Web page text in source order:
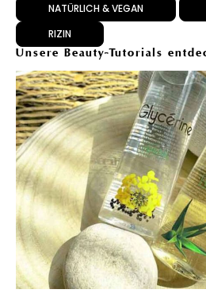
NATÜRLICH & VEGAN
RIZIN
Unsere Beauty-Tutorials